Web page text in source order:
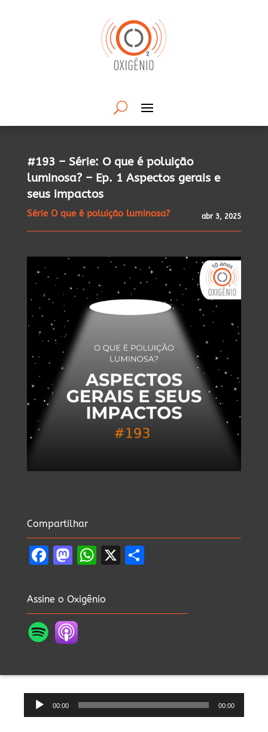
#193 – Série: O que é poluição
luminosa? – Ep. 1 Aspectos gerais e
seus impactos
Série O que é poluição luminosa? abr 3, 2025
Compartilhar
Facebook
Mastodon
WhatsApp
X
Assine o Oxigênio
Tocador
de
00:00 00:00